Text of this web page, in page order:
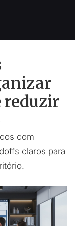
reduzir
com
claros para